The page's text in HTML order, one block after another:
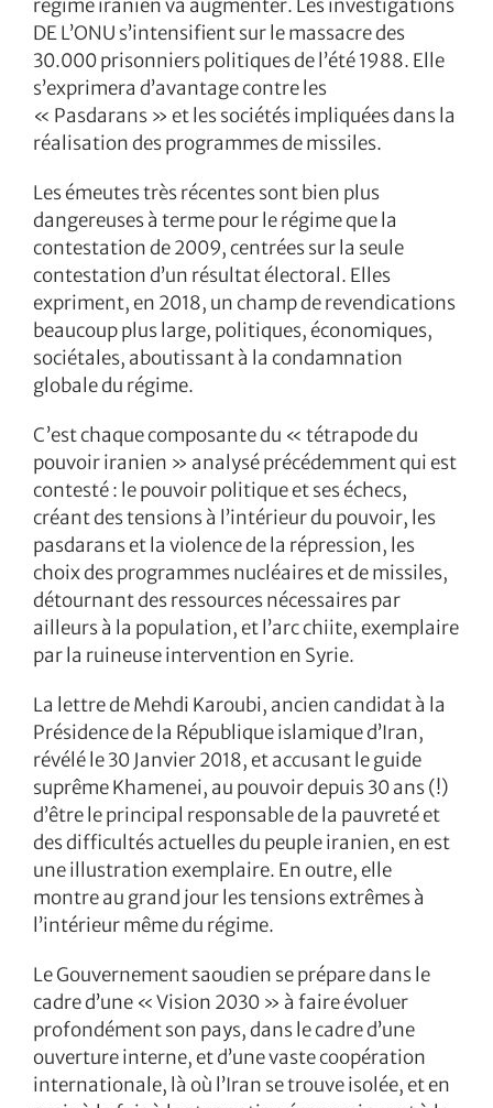
régime iranien va augmenter. Les investigations
DE L’ONU s’intensifient sur le massacre des
30.000 prisonniers politiques de l’été 1988. Elle
s’exprimera d’avantage contre les
« Pasdarans » et les sociétés impliquées dans la
réalisation des programmes de missiles.
Les émeutes très récentes sont bien plus
dangereuses à terme pour le régime que la
contestation de 2009, centrées sur la seule
contestation d’un résultat électoral. Elles
expriment, en 2018, un champ de revendications
beaucoup plus large, politiques, économiques,
sociétales, aboutissant à la condamnation
globale du régime.
C’est chaque composante du « tétrapode du
pouvoir iranien » analysé précédemment qui est
contesté : le pouvoir politique et ses échecs,
créant des tensions à l’intérieur du pouvoir, les
pasdarans et la violence de la répression, les
choix des programmes nucléaires et de missiles,
détournant des ressources nécessaires par
ailleurs à la population, et l’arc chiite, exemplaire
par la ruineuse intervention en Syrie.
La lettre de Mehdi Karoubi, ancien candidat à la
Présidence de la République islamique d’Iran,
révélé le 30 Janvier 2018, et accusant le guide
suprême Khamenei, au pouvoir depuis 30 ans (!)
d’être le principal responsable de la pauvreté et
des difficultés actuelles du peuple iranien, en est
une illustration exemplaire. En outre, elle
montre au grand jour les tensions extrêmes à
l’intérieur même du régime.
Le Gouvernement saoudien se prépare dans le
cadre d’une « Vision 2030 » à faire évoluer
profondément son pays, dans le cadre d’une
ouverture interne, et d’une vaste coopération
internationale, là où l’Iran se trouve isolée, et en